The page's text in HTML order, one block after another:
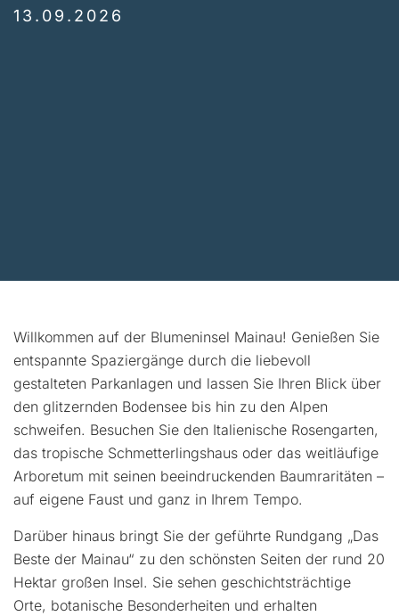
13.09.2026
Willkommen auf der Blumeninsel Mainau! Genießen Sie
entspannte Spaziergänge durch die liebevoll
gestalteten Parkanlagen und lassen Sie Ihren Blick über
den glitzernden Bodensee bis hin zu den Alpen
schweifen. Besuchen Sie den Italienische Rosengarten,
das tropische Schmetterlingshaus oder das weitläufige
Arboretum mit seinen beeindruckenden Baumraritäten –
auf eigene Faust und ganz in Ihrem Tempo.
Darüber hinaus bringt Sie der geführte Rundgang „Das
Beste der Mainau“ zu den schönsten Seiten der rund 20
Hektar großen Insel. Sie sehen geschichtsträchtige
Orte, botanische Besonderheiten und erhalten